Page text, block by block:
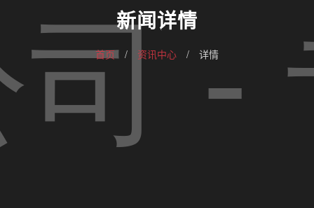
新闻详情
首页 / 资讯中心 / 详情